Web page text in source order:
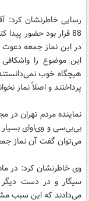
رسایی خاطرنشان کرد:
88 قرار بود حضور
در این نماز جمعه دعوت
این موضوع را واشکافی
هیچگاه خوب
پرداختند و اصلاً نماز
نماینده مردم تهران
بی‌بی‌سی و وی‌او‌ای
می‌توان گفت آن نماز
وی خاطرنشان کرد: در
سیگار و در دست دیگر
می‌دادند که این سبب